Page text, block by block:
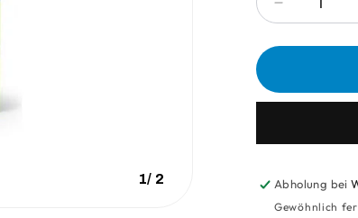
1/ 2
Verringere
die
Menge
Bens
Abholung bei
Gewöhnlich